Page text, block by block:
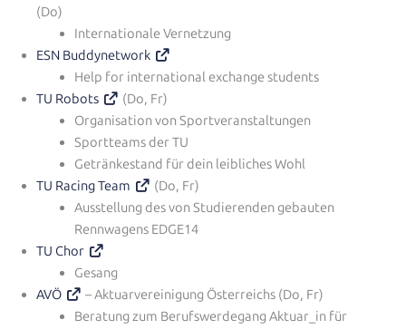
(Do)
Internationale Vernetzung
ESN Buddynetwork
Help for international exchange students
TU Robots
(Do, Fr)
Organisation von Sportveranstaltungen
Sportteams der TU
Getränkestand für dein leibliches Wohl
TU Racing Team
(Do, Fr)
Ausstellung des von Studierenden gebauten
Rennwagens EDGE14
TU Chor
Gesang
AVÖ
– Aktuarvereinigung Österreichs (Do, Fr)
Beratung zum Berufswerdegang Aktuar_in für